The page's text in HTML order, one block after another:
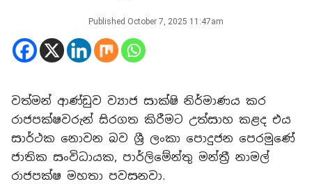
Published October 7, 2025 11:47am
වත්මන් ආණ්ඩුව ව්‍යාජ සාක්ෂි නිර්මාණය කර
රාජපක්ෂවරුන් සිරගත කිරීමට උත්සාහ කළද එය
සාර්ථක නොවන බව ශ්‍රී ලංකා පොදුජන පෙරමුණේ
ජාතික සංවිධායක, පාර්ලිමේන්තු මන්ත්‍රී නාමල්
රාජපක්ෂ මහතා පවසනවා.